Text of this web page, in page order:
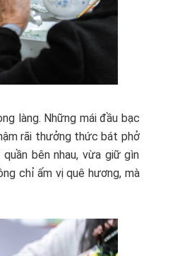
làng. Những mái đầu bạc
rãi thưởng thức bát phở
bên nhau, vừa giữ gìn
chỉ ấm vị quê hương, mà